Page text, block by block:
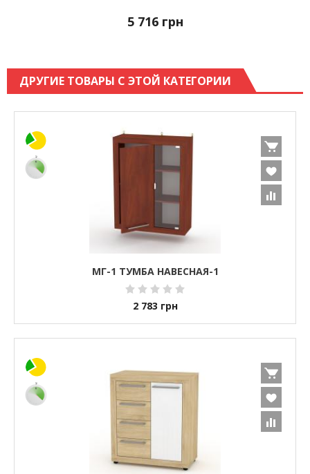
5 716 грн
ДРУГИЕ ТОВАРЫ С ЭТОЙ КАТЕГОРИИ
МГ-1 ТУМБА НАВЕСНАЯ-1
2 783 грн